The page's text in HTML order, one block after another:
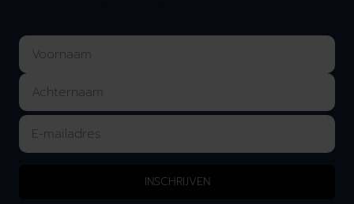
INSCHRIJVEN